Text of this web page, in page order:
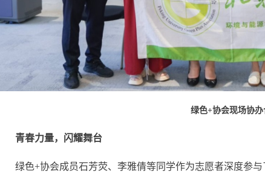
绿色+协会现场协办
青春力量，闪耀舞台
绿色+协会成员石芳荧、李雅倩等同学作为志愿者深度参